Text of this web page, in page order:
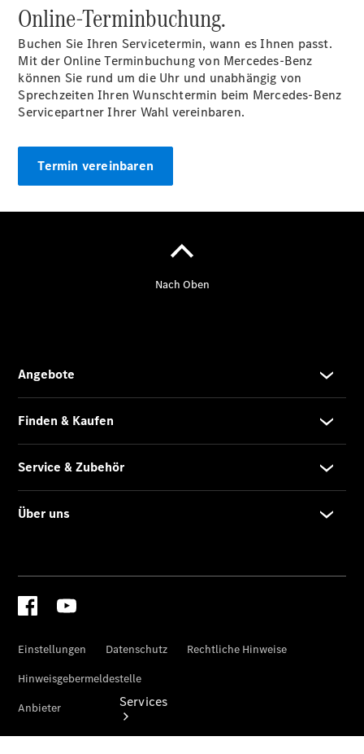
eVito
Kastenwagen
- elektrisch
Vito Mixto
Vito Tourer
eVito
Kastenwagen
eCitan
Auf- und
Umbaulösungen
Services
Online-Terminbuchung.
Buchen Sie Ihren Servicetermin, wann es Ihnen passt.
Mit der Online Terminbuchung von Mercedes-Benz
können Sie rund um die Uhr und unabhängig von
Sprechzeiten Ihren Wunschtermin beim Mercedes-Benz
Servicepartner Ihrer Wahl vereinbaren.
Termin vereinbaren